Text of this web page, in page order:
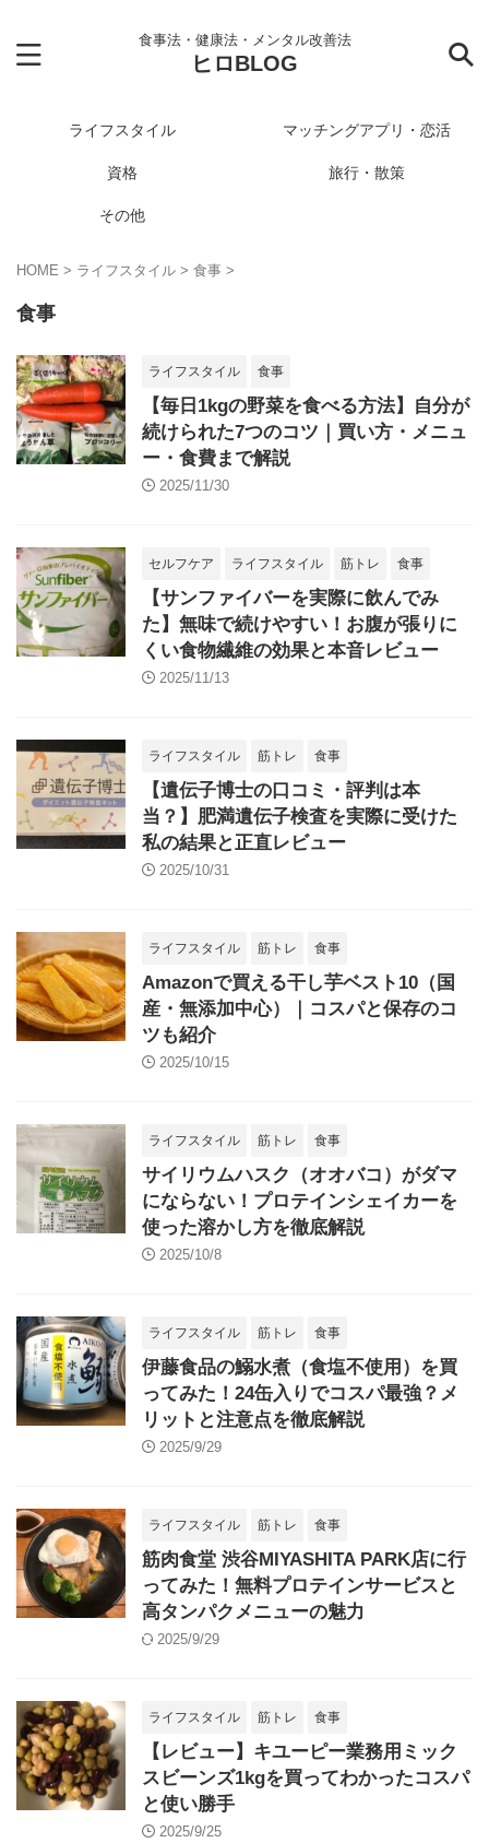
食事法・健康法・メンタル改善法
ヒロBLOG
ライフスタイル マッチングアプリ・恋活
資格 旅行・散策
その他
HOME > ライフスタイル > 食事 >
食事
ライフスタイル 食事
【毎日1kgの野菜を食べる方法】自分が
続けられた7つのコツ｜買い方・メニュ
ー・食費まで解説
2025/11/30
セルフケア ライフスタイル 筋トレ 食事
【サンファイバーを実際に飲んでみ
た】無味で続けやすい！お腹が張りに
くい食物繊維の効果と本音レビュー
2025/11/13
ライフスタイル 筋トレ 食事
【遺伝子博士の口コミ・評判は本
当？】肥満遺伝子検査を実際に受けた
私の結果と正直レビュー
2025/10/31
ライフスタイル 筋トレ 食事
Amazonで買える干し芋ベスト10（国
産・無添加中心）｜コスパと保存のコ
ツも紹介
2025/10/15
ライフスタイル 筋トレ 食事
サイリウムハスク（オオバコ）がダマ
にならない！プロテインシェイカーを
使った溶かし方を徹底解説
2025/10/8
ライフスタイル 筋トレ 食事
伊藤食品の鰯水煮（食塩不使用）を買
ってみた！24缶入りでコスパ最強？メ
リットと注意点を徹底解説
2025/9/29
ライフスタイル 筋トレ 食事
筋肉食堂 渋谷MIYASHITA PARK店に行
ってみた！無料プロテインサービスと
高タンパクメニューの魅力
2025/9/29
ライフスタイル 筋トレ 食事
【レビュー】キユーピー業務用ミック
スビーンズ1kgを買ってわかったコスパ
と使い勝手
2025/9/25